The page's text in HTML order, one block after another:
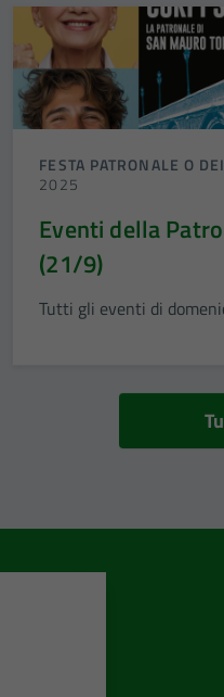
FESTA PATRONALE O
2025
Eventi della
(21/9)
Tutti gli eventi di